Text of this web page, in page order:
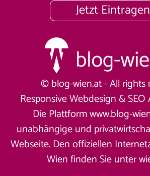
Jetzt Eintragen
© blog-wien.at - All rights
Responsive Webdesign &
Die Plattform www.blog-
unabhängige und
Webseite. Den offiziellen
Wien finden Sie unter